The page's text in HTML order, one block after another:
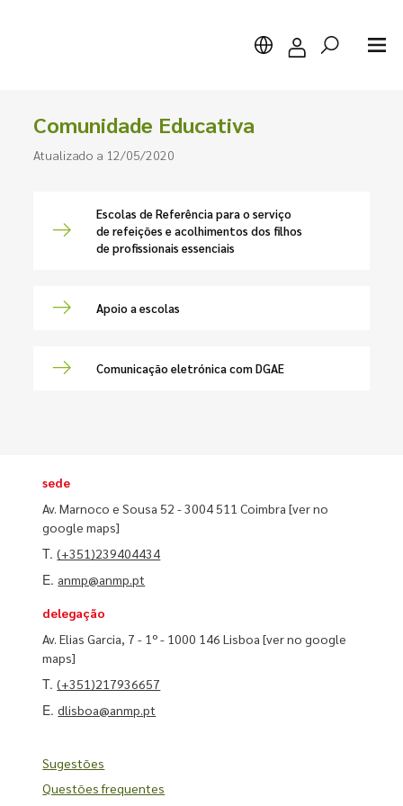
Comunidade Educativa
Atualizado a 12/05/2020
Escolas de Referência para o serviço
de refeições e acolhimentos dos filhos
de profissionais essenciais
Apoio a escolas
Comunicação eletrónica com DGAE
sede
Av. Marnoco e Sousa 52 - 3004 511 Coimbra[ver no
google maps]
T.(+351)239404434
E. anmp@anmp.pt
delegação
Av. Elias Garcia, 7 - 1º - 1000 146 Lisboa[ver no google
maps]
T.(+351)217936657
E.dlisboa@anmp.pt
Sugestões
Questões frequentes